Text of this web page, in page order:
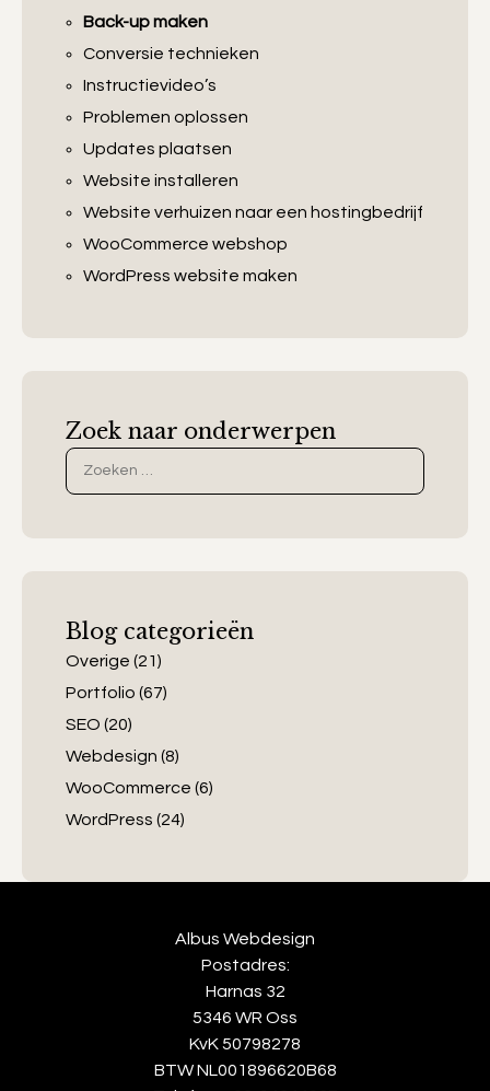
Back-up maken
Conversie technieken
Instructievideo’s
Problemen oplossen
Updates plaatsen
Website installeren
Website verhuizen naar een hostingbedrijf
WooCommerce webshop
WordPress website maken
Zoek naar onderwerpen
Zoek
naar:
Blog categorieën
Overige (21)
Portfolio (67)
SEO (20)
Webdesign (8)
WooCommerce (6)
WordPress (24)
Albus Webdesign
Postadres:
Harnas 32
5346 WR Oss
KvK 50798278
BTW NL001896620B68